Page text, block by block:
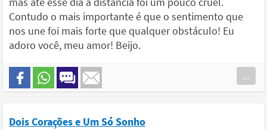
Contudo o mais importante é que o sentimento que
nos une foi mais forte que qualquer obstáculo! Eu
adoro você, meu amor! Beijo.
...
Dois Corações e Um Só Sonho